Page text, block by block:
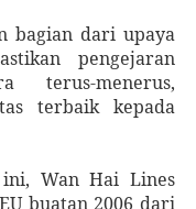
bagian dari upaya
pengejaran
terus-menerus,
terbaik kepada
Wan Hai Lines
buatan 2006 dari